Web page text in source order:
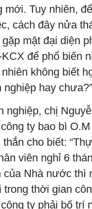
mới. Tuy nhiên,
cách đây nửa
mặt đại diện
để phổ biến
không biết
nghiệp hay
nghiệp, chị
ty bao bì O.M
cho biết:
viên nghỉ 6
của Nhà nước thì
trong thời gian
ty phải bố trí